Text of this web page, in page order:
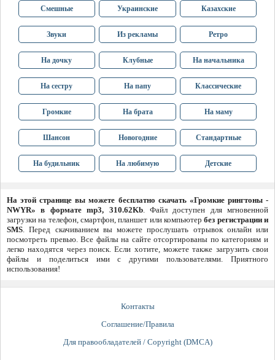
Смешные Украинские Казахские
Звуки Из рекламы Ретро
На дочку Клубные На начальника
На сестру На папу Классические
Громкие На брата На маму
Шансон Новогодние Стандартные
На будильник На любимую Детские
На этой странице вы можете бесплатно скачать «Громкие рингтоны -
NWYR» в формате mp3, 310.62Kb. Файл доступен для мгновенной
загрузки на телефон, смартфон, планшет или компьютербез регистрации и
SMS. Перед скачиванием вы можете прослушать отрывок онлайн или
посмотреть превью. Все файлы на сайте отсортированы по категориям и
легко находятся через поиск. Если хотите, можете также загрузить свои
файлы и поделиться ими с другими пользователями. Приятного
использования!
Контакты
Соглашение/Правила
Для правообладателей / Copyright (DMCA)